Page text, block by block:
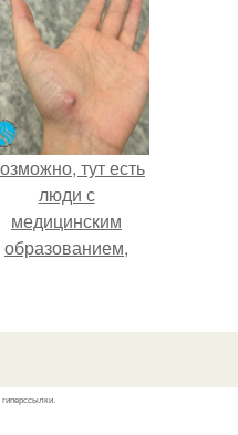
специально для
выживания в
тут есть
люди с
медицинским
образованием,